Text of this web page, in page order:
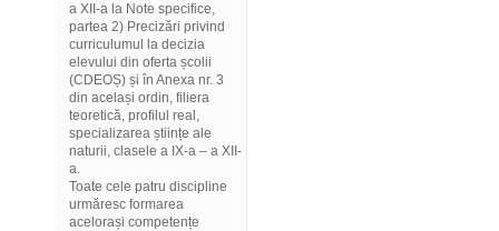
a XII-a la Note specifice,
partea 2) Precizări privind
curriculumul la decizia
elevului din oferta școlii
(CDEOȘ) și în Anexa nr. 3
din același ordin, filiera
teoretică, profilul real,
specializarea științe ale
naturii, clasele a IX-a – a XII-
a.
Toate cele patru discipline
urmăresc formarea
acelorași competențe